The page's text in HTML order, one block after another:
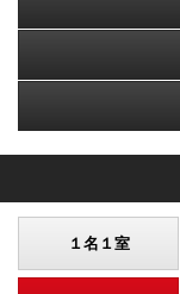
１名１室